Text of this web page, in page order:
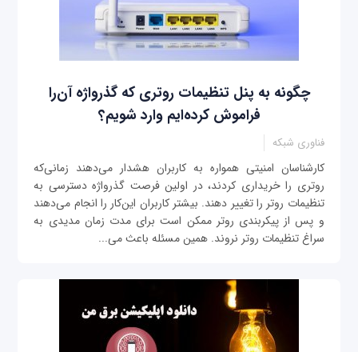
چگونه به پنل تنظیمات روتری که گذرواژه آن‌را
فراموش کرده‌ایم وارد شویم؟
فناوری شبکه
کارشناسان امنیتی همواره به کاربران هشدار می‌دهند زمانی‌که
روتری را خریداری کردند، در اولین فرصت گذرواژه دسترسی به
تنظیمات روتر را تغییر دهند. بیشتر کاربران این‌کار را انجام می‌دهند
و پس از پیکربندی روتر ممکن است برای مدت زمان مدیدی به
سراغ تنظیمات روتر نروند. همین مسئله باعث می‌...